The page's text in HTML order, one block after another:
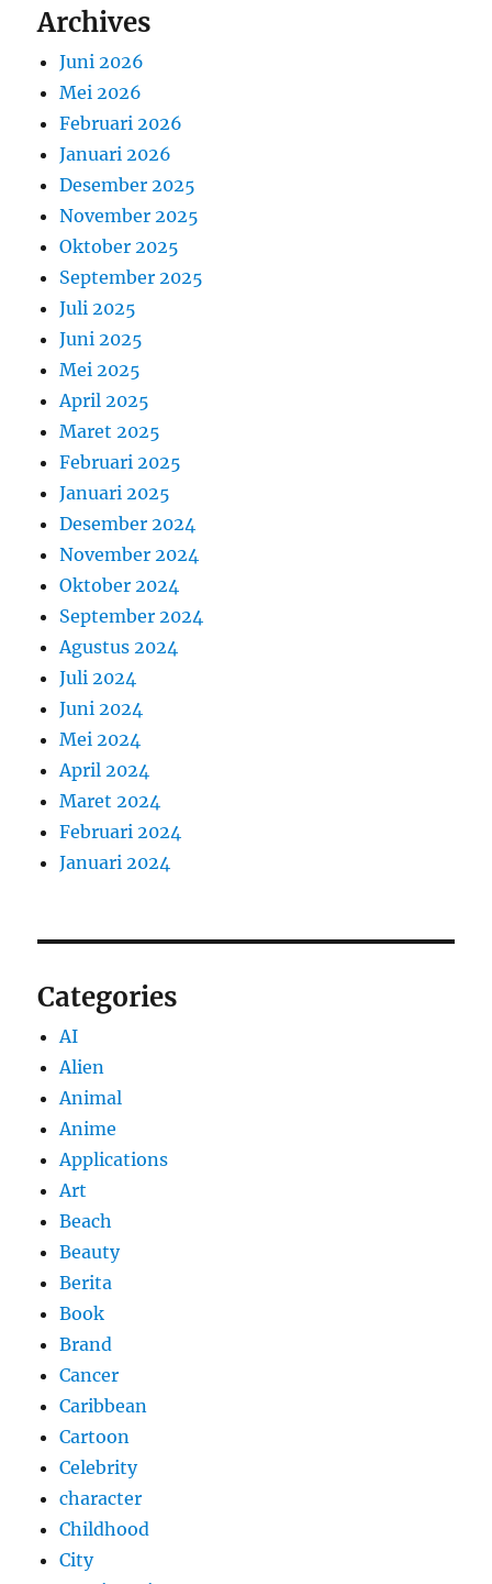
Archives
Juni 2026
Mei 2026
Februari 2026
Januari 2026
Desember 2025
November 2025
Oktober 2025
September 2025
Juli 2025
Juni 2025
Mei 2025
April 2025
Maret 2025
Februari 2025
Januari 2025
Desember 2024
November 2024
Oktober 2024
September 2024
Agustus 2024
Juli 2024
Juni 2024
Mei 2024
April 2024
Maret 2024
Februari 2024
Januari 2024
Categories
AI
Alien
Animal
Anime
Applications
Art
Beach
Beauty
Berita
Book
Brand
Cancer
Caribbean
Cartoon
Celebrity
character
Childhood
City